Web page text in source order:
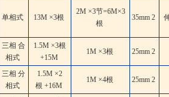
单相式 13M ×3根
2M ×3节=6M×3
根
35mm 2
三相 合
相式
1.5M ×3根
+15M
1M ×3根 25mm 2
三相 分
相式
1.5M ×2
根 +16M
1M ×4根 25mm 2